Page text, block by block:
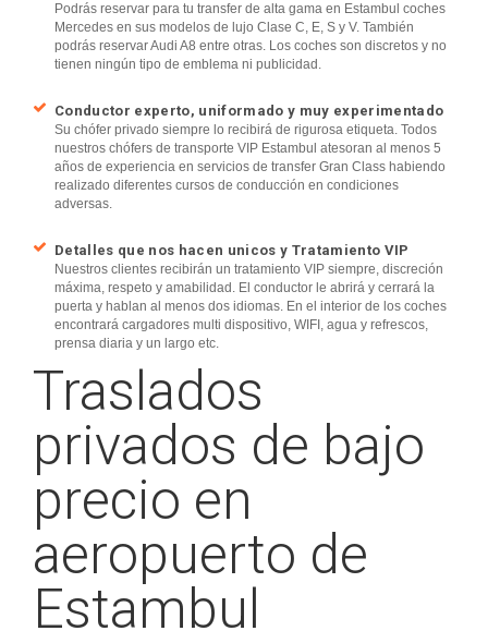
Podrás reservar para tu transfer de alta gama en Estambul coches
Mercedes en sus modelos de lujo Clase C, E, S y V. También
podrás reservar Audi A8 entre otras. Los coches son discretos y no
tienen ningún tipo de emblema ni publicidad.
Conductor experto, uniformado y muy experimentado
Su chófer privado siempre lo recibirá de rigurosa etiqueta. Todos
nuestros chófers de transporte VIP Estambul atesoran al menos 5
años de experiencia en servicios de transfer Gran Class habiendo
realizado diferentes cursos de conducción en condiciones
adversas.
Detalles que nos hacen unicos y Tratamiento VIP
Nuestros clientes recibirán un tratamiento VIP siempre, discreción
máxima, respeto y amabilidad. El conductor le abrirá y cerrará la
puerta y hablan al menos dos idiomas. En el interior de los coches
encontrará cargadores multi dispositivo, WIFI, agua y refrescos,
prensa diaria y un largo etc.
Traslados
privados de bajo
precio en
aeropuerto de
Estambul